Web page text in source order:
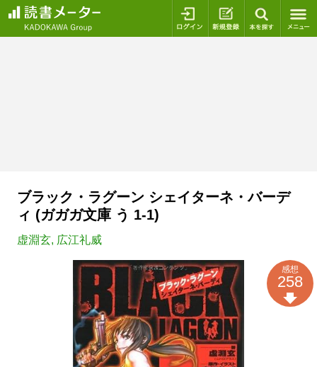
ログイン 新規登録
ブラック・ラグーン シェイターネ・バーデ
ィ (ガガガ文庫 う 1-1)
虚淵玄, 広江礼威
感想
258